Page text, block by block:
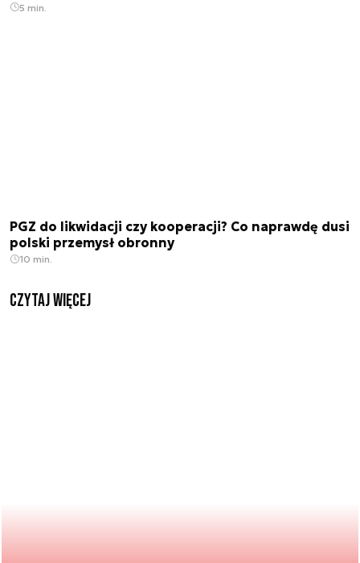
5 min.
PGZ do likwidacji czy kooperacji? Co naprawdę dusi
polski przemysł obronny
10 min.
czytaj więcej